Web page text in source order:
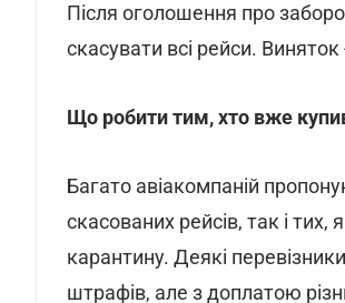
Після оголошення про
скасувати всі рейси.
Що робити тим, хто вже
Багато авіакомпаній
скасованих рейсів, так і
карантину. Деякі
штрафів, але з доплатою